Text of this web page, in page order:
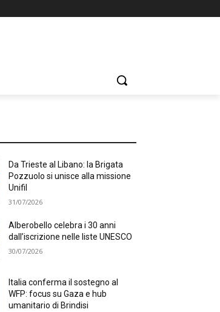
Da Trieste al Libano: la Brigata
Pozzuolo si unisce alla missione
Unifil
31/07/2026
Alberobello celebra i 30 anni
dall’iscrizione nelle liste UNESCO
30/07/2026
Italia conferma il sostegno al
WFP: focus su Gaza e hub
umanitario di Brindisi